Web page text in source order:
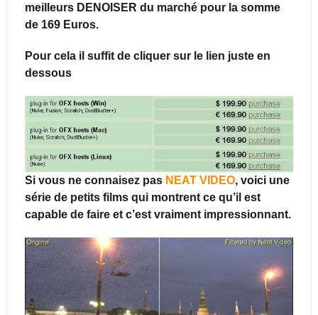
meilleurs DENOISER du marché pour la somme
de 169 Euros.
Pour cela il suffit de cliquer sur le lien juste en
dessous
Si vous ne connaisez pas NEAT VIDEO, voici une
série de petits films qui montrent ce qu’il est
capable de faire et c’est vraiment impressionnant.